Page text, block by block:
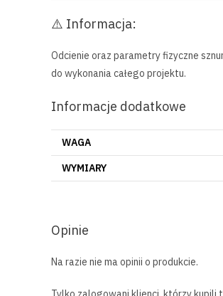
⚠️ Informacja:
Odcienie oraz parametry fizyczne
do wykonania całego projektu.
Informacje dodatkowe
WAGA
WYMIARY
Opinie
Na razie nie ma opinii o produkcie.